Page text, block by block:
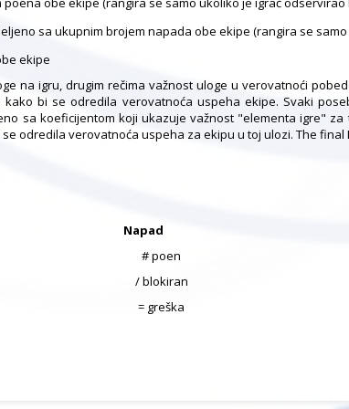
sa ukupnim brojem napada obe ekipe (rangira se
ekipe
na igru, drugim rečima važnost uloge u verovatnoći
bi se odredila verovatnoća uspeha ekipe. Svaki
sa koeficijentom koji ukazuje važnost "elementa igre"
odredila verovatnoća uspeha za ekipu u toj ulozi. The
Napad
# poen
/ blokiran
= greška